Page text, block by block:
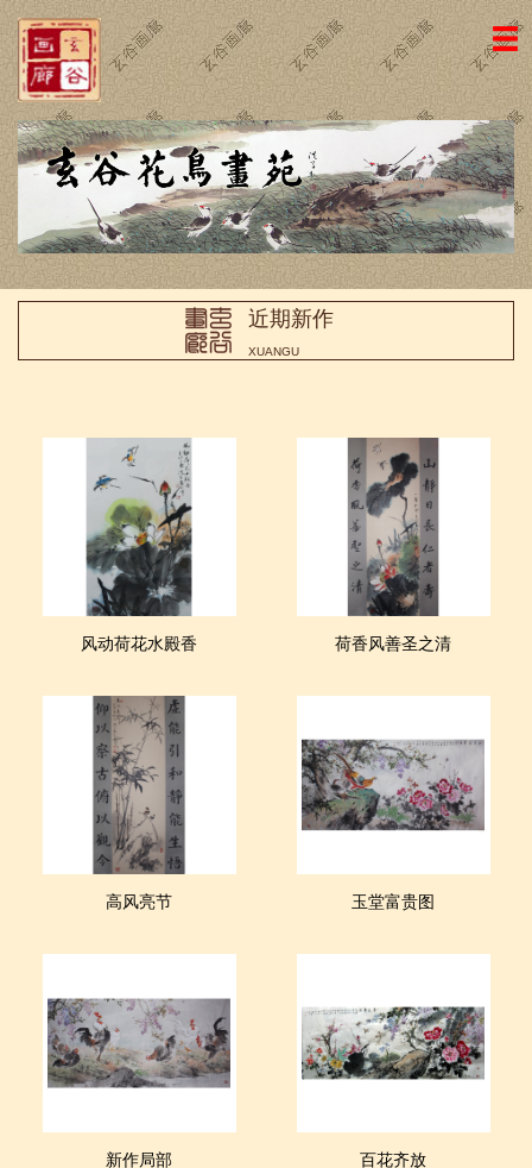
网站主页
画廊简介
名家国画
近期新作
名家书法
访客留言
友情链接
联系我们
近期新作
XUANGU
风动荷花水殿香 荷香风善圣之清
高风亮节 玉堂富贵图
新作局部 百花齐放